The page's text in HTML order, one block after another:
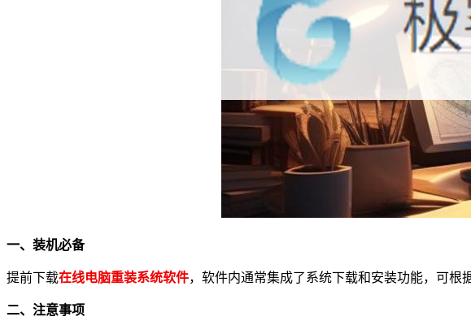
一、装机必备
提前下载在线电脑重装系统软件，软件内通常集成了系统下载和安装功能，可根
二、注意事项